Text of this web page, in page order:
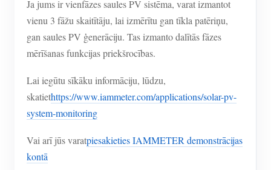
Ja jums ir vienfāzes saules PV sistēma, varat izmantot
vienu 3 fāžu skaitītāju, lai izmērītu gan tīkla patēriņu,
gan saules PV ģenerāciju. Tas izmanto dalītās fāzes
mērīšanas funkcijas priekšrocības.
Lai iegūtu sīkāku informāciju, lūdzu,
skatiethttps://www.iammeter.com/applications/solar-pv-
system-monitoring
Vai arī jūs varatpiesakieties IAMMETER demonstrācijas
kontā